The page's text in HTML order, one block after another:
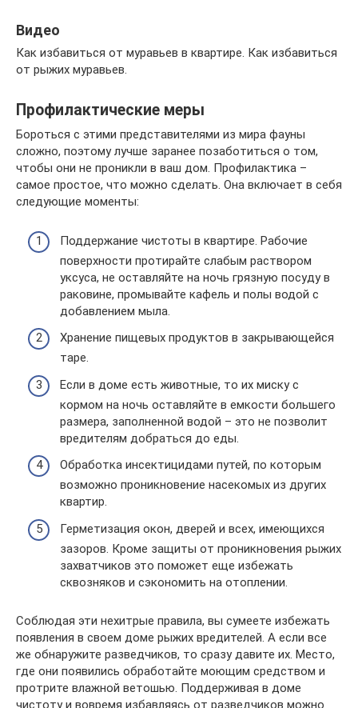
Видео
Как избавиться от муравьев в квартире. Как избавиться
от рыжих муравьев.
Профилактические меры
Бороться с этими представителями из мира фауны
сложно, поэтому лучше заранее позаботиться о том,
чтобы они не проникли в ваш дом. Профилактика –
самое простое, что можно сделать. Она включает в себя
следующие моменты:
Поддержание чистоты в квартире. Рабочие
поверхности протирайте слабым раствором
уксуса, не оставляйте на ночь грязную посуду в
раковине, промывайте кафель и полы водой с
добавлением мыла.
Хранение пищевых продуктов в закрывающейся
таре.
Если в доме есть животные, то их миску с
кормом на ночь оставляйте в емкости большего
размера, заполненной водой – это не позволит
вредителям добраться до еды.
Обработка инсектицидами путей, по которым
возможно проникновение насекомых из других
квартир.
Герметизация окон, дверей и всех, имеющихся
зазоров. Кроме защиты от проникновения рыжих
захватчиков это поможет еще избежать
сквозняков и сэкономить на отоплении.
Соблюдая эти нехитрые правила, вы сумеете избежать
появления в своем доме рыжих вредителей. А если все
же обнаружите разведчиков, то сразу давите их. Место,
где они появились обработайте моющим средством и
протрите влажной ветошью. Поддерживая в доме
чистоту и вовремя избавляясь от разведчиков можно